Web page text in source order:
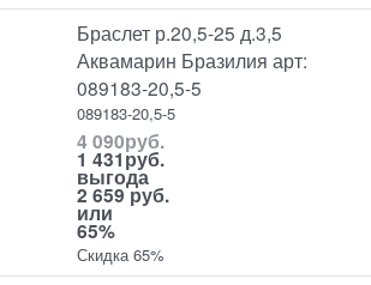
Браслет р.20,5-25 д.3,5
Аквамарин Бразилия арт:
089183-20,5-5
089183-20,5-5
4 090руб.
1 431руб.
выгода
2 659 руб.
или
65%
Скидка 65%